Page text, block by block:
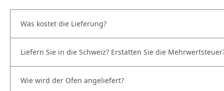
Was kostet die Lieferung?
Liefern Sie in die Schweiz? Erstatten Sie die
Wie wird der Ofen angeliefert?